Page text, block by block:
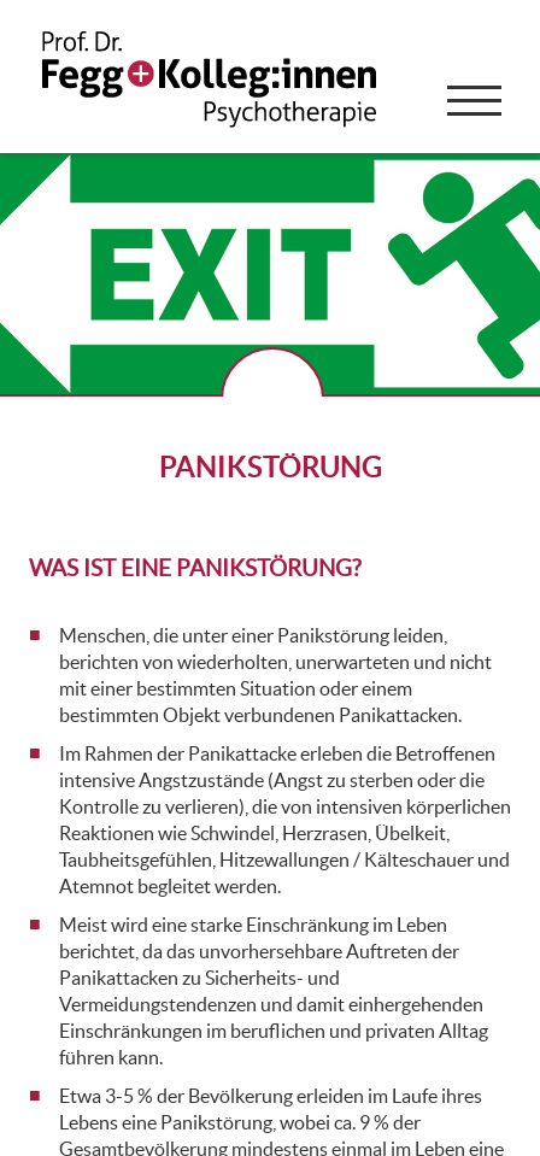
PANIKSTÖRUNG
WAS IST EINE PANIKSTÖRUNG?
Menschen, die unter einer Panikstörung leiden,
berichten von wiederholten, unerwarteten und nicht
mit einer bestimmten Situation oder einem
bestimmten Objekt verbundenen Panikattacken.
Im Rahmen der Panikattacke erleben die Betroffenen
intensive Angstzustände (Angst zu sterben oder die
Kontrolle zu verlieren), die von intensiven körperlichen
Reaktionen wie Schwindel, Herzrasen, Übelkeit,
Taubheitsgefühlen, Hitzewallungen / Kälteschauer und
Atemnot begleitet werden.
Meist wird eine starke Einschränkung im Leben
berichtet, da das unvorhersehbare Auftreten der
Panikattacken zu Sicherheits- und
Vermeidungstendenzen und damit einhergehenden
Einschränkungen im beruflichen und privaten Alltag
führen kann.
Etwa 3-5 % der Bevölkerung erleiden im Laufe ihres
Lebens eine Panikstörung, wobei ca. 9 % der
Gesamtbevölkerung mindestens einmal im Leben eine